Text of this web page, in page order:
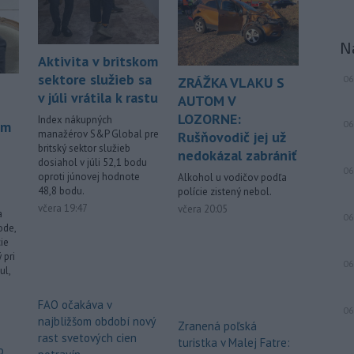
slovenských vojakov, ktorí zahynuli pri
plnení úloh v mierovej misii
Organizácie Spojených národov
UNPROFOR v bývalej Juhoslávii.
16:40 - Vo vodnej ploche Veľký
Draždiak v bratislavskej Petržalke
sa v
stredu popoludní utopil 53-ročný
- Starosta španielskeho
mesta Ceuta Juan Jesús Vivas v
stredupožiadal vládu v Madride o
pri
Aktivita v britskom
sektore služieb sa
v júli vrátila k rastu
Index nákupných
manažérov S&P Global pre
britský sektor služieb
dosiahol v júli 52,1 bodu
oproti júnovej hodnote
48,8 bodu.
včera 19:47
FAO očakáva v
najbližšom období nový
rast svetových cien
ZRÁŽKA VLAKU S
AUTOM V
LOZORNE:
Rušňovodič jej už
nedokázal zabrániť
Alkohol u vodičov podľa
polície zistený nebol.
včera 20:05
Zranená poľská
turistka v Malej Fatre: